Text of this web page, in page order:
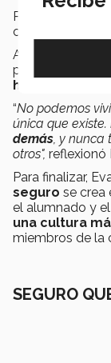
Por su parte,
canal entre el
Asimismo,
participar
herramientas
“No podemos
única que existe.
demás, y nunca
otros", reflexionó
Para finalizar,
seguro se crea
el alumnado y
una cultura
miembros de la
SEGURO